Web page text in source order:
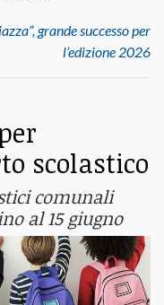
grande successo per
l’edizione 2026
scolastico
comunali
al 15 giugno